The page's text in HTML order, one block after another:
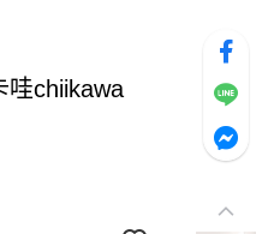
哇chiikawa